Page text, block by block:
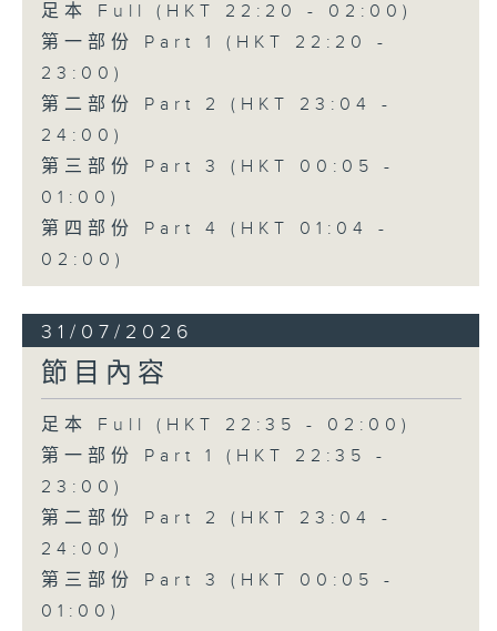
足本 Full (HKT 22:20 - 02:00)
第一部份 Part 1 (HKT 22:20 -
23:00)
第二部份 Part 2 (HKT 23:04 -
24:00)
第三部份 Part 3 (HKT 00:05 -
01:00)
第四部份 Part 4 (HKT 01:04 -
02:00)
31/07/2026
節目內容
足本 Full (HKT 22:35 - 02:00)
第一部份 Part 1 (HKT 22:35 -
23:00)
第二部份 Part 2 (HKT 23:04 -
24:00)
第三部份 Part 3 (HKT 00:05 -
01:00)